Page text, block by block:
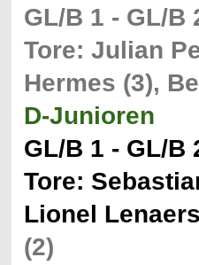
GL/B 1 - GL/B
Tore: Julian
Hermes (3),
D-Junioren
GL/B 1 - GL/B
Tore:
Lionel
(2)